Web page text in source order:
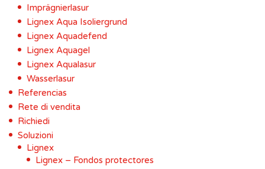
Imprägnierlasur
Lignex Aqua Isoliergrund
Lignex Aquadefend
Lignex Aquagel
Lignex Aqualasur
Wasserlasur
Referencias
Rete di vendita
Richiedi
Soluzioni
Lignex
Lignex – Fondos protectores